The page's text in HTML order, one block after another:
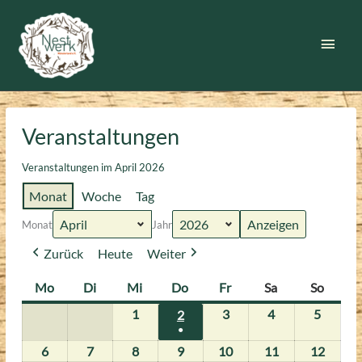
Inhalt
springen
Veranstaltungen
Veranstaltungen im April 2026
Monat Woche Tag
Monat Jahr
Zurück Heute Weiter
MoMontag
DiDienstag
Mi Mittwoch
Do Donnerstag
FrFreitagSa Samstag
So
11.
2026
22.
2026
●
(1
33.
2026
44.
2026
5
2026
66.
77.
88.
99.
1010.
1111.
1212.